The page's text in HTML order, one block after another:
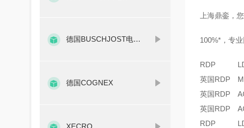
德国BUSCHJOST电磁阀
德国COGNEX
XECRO
上海鼎銮，
100%*，专
RDP
英国RDP
英国RDP
英国RDP
RDP